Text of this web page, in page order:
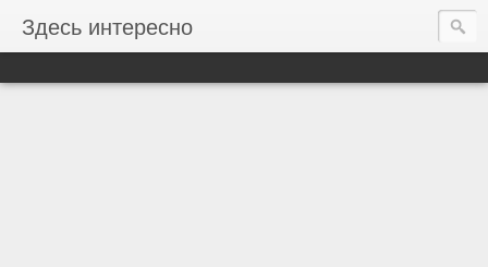
Здесь интересно